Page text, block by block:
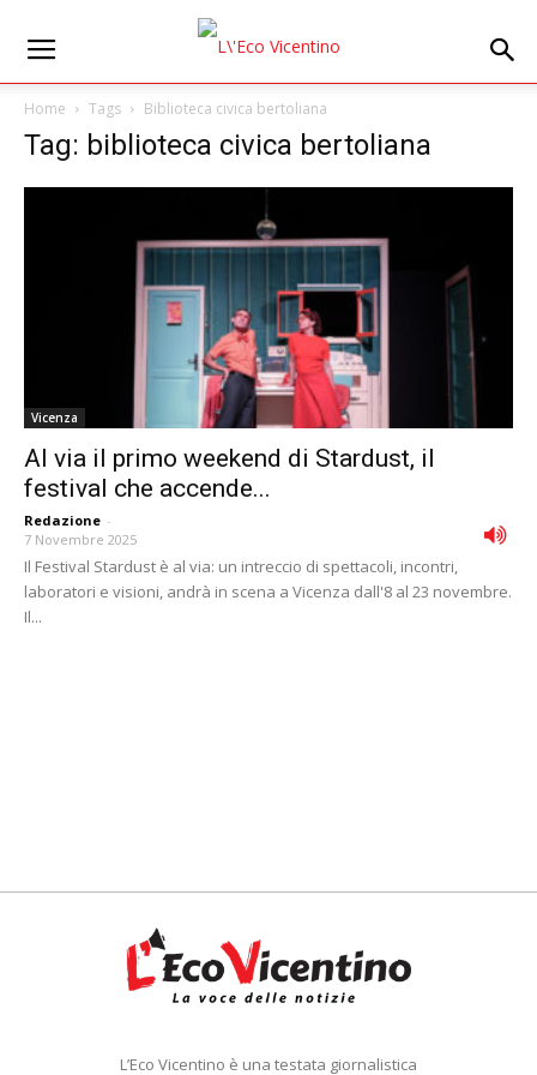
Home Tags Biblioteca civica bertoliana
Tag: biblioteca civica bertoliana
Vicenza
Al via il primo weekend di Stardust, il
festival che accende...
Redazione -
7 Novembre 2025
Il Festival Stardust è al via: un intreccio di spettacoli, incontri,
laboratori e visioni, andrà in scena a Vicenza dall'8 al 23 novembre.
Il...
L’Eco Vicentino è una testata giornalistica